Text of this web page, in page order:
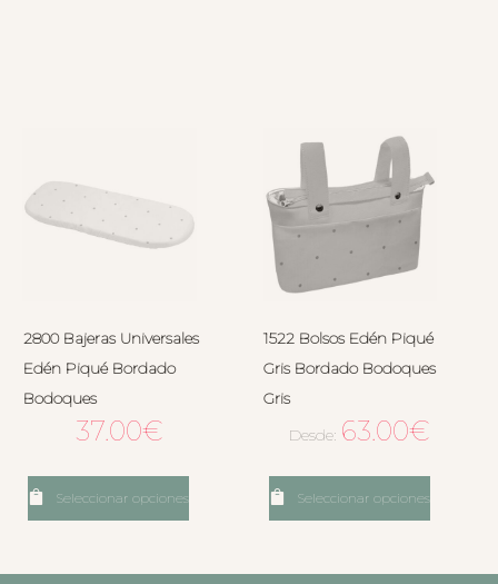
2800 Bajeras Universales
Edén Piqué Bordado
Bodoques
37.00€
Seleccionar opciones
1522 Bolsos Edén Piqué
Gris Bordado Bodoques
Gris
Desde: 63.00€
Seleccionar opciones